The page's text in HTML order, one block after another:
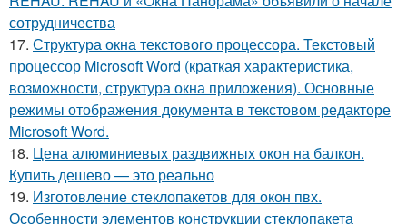
сотрудничества
17. Структура окна текстового процессора. Текстовый
процессор Microsoft Word (краткая характеристика,
возможности, структура окна приложения). Основные
режимы отображения документа в текстовом редакторе
Microsoft Word.
18. Цена алюминиевых раздвижных окон на балкон.
Купить дешево — это реально
19. Изготовление стеклопакетов для окон пвх.
Особенности элементов конструкции стеклопакета